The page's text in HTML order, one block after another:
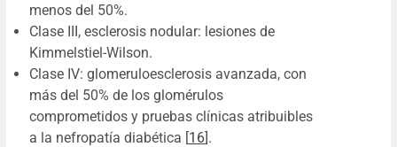
menos del 50%.
Clase III, esclerosis nodular: lesiones de
Kimmelstiel-Wilson.
Clase IV: glomeruloesclerosis avanzada, con
más del 50% de los glomérulos
comprometidos y pruebas clínicas atribuibles
a la nefropatía diabética [16].